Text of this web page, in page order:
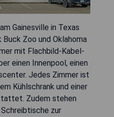
Gainesville in Texas
Zoo und Oklahoma
mit Flachbild-Kabel-
einen Innenpool, einen
Jedes Zimmer ist
Kühlschrank und einer
Zudem stehen
zur